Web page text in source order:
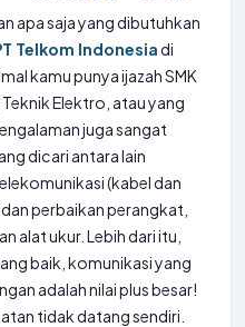
apa saja yang dibutuhkan
Telkom Indonesiadi
kamu punya ijazah SMK
Elektro, atau yang
juga sangat
dicari antara lain
(kabel dan
perbaikan perangkat,
alat ukur. Lebih dari itu,
baik, komunikasi yang
adalah nilai plus besar!
tidak datang sendiri.